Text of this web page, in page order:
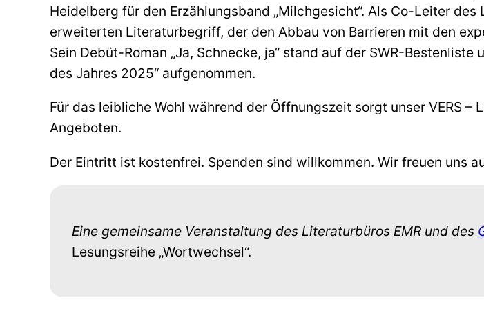
Heidelberg für den Erzählungsband „Milchgesicht“. Als Co-Leiter
erweiterten Literaturbegriff, der den Abbau von Barrieren mit den
Sein Debüt-Roman „Ja, Schnecke, ja“ stand auf der SWR-
des Jahres 2025“ aufgenommen.
Für das leibliche Wohl während der Öffnungszeit sorgt unser VERS
Angeboten.
Der Eintritt ist kostenfrei. Spenden sind willkommen. Wir freuen uns
Eine gemeinsame Veranstaltung des Literaturbüros EMR und des
Lesungsreihe „Wortwechsel“.